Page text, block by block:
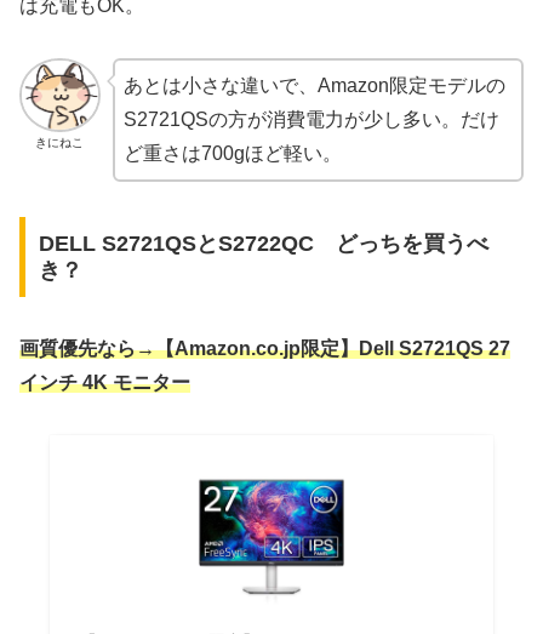
は充電もOK。
きにねこ
あとは小さな違いで、Amazon限定モデルの
S2721QSの方が消費電力が少し多い。だけ
ど重さは700gほど軽い。
DELL S2721QSとS2722QC どっちを買うべ
き？
画質優先なら→【Amazon.co.jp限定】Dell S2721QS 27
インチ 4K モニター